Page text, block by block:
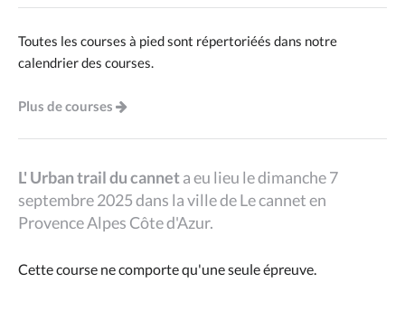
Toutes les courses à pied sont répertoriéés dans notre
calendrier des courses.
Plus de courses
L' Urban trail du canneta eu lieu le dimanche 7
septembre 2025 dans la ville de Le cannet en
Provence Alpes Côte d'Azur.
Cette course ne comporte qu'une seule épreuve.